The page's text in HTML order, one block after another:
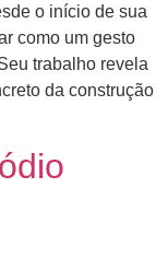
o início de sua
como um gesto
trabalho revela
da construção